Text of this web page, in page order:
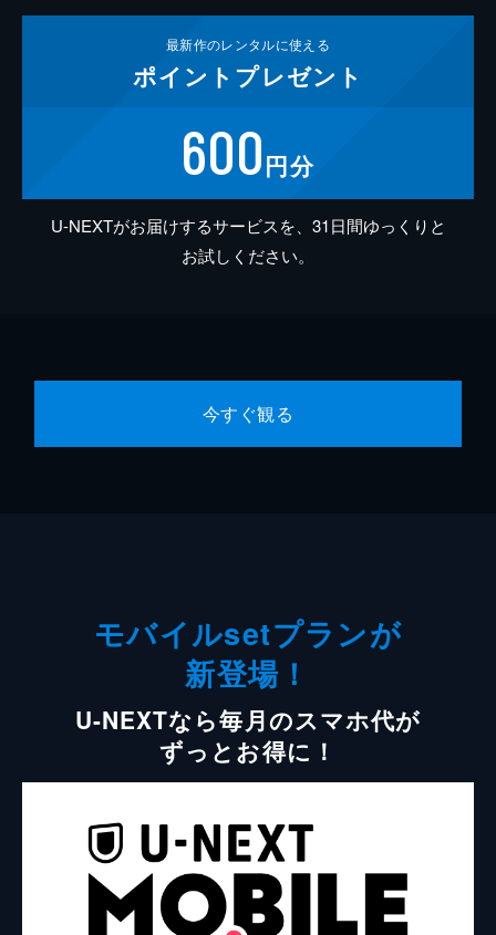
最新作のレンタルに使える
ポイント プレゼント
600円分
U-NEXTがお届けするサービスを、31日間ゆっくりと
お試しください。
今すぐ観る
モバイルsetプランが
新登場！
U-NEXTなら毎月のスマホ代が
ずっとお得に！